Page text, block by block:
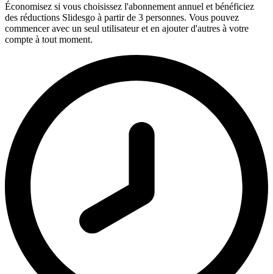
Économisez si vous choisissez l'abonnement annuel et bénéficiez
des réductions Slidesgo à partir de 3 personnes. Vous pouvez
commencer avec un seul utilisateur et en ajouter d'autres à votre
compte à tout moment.